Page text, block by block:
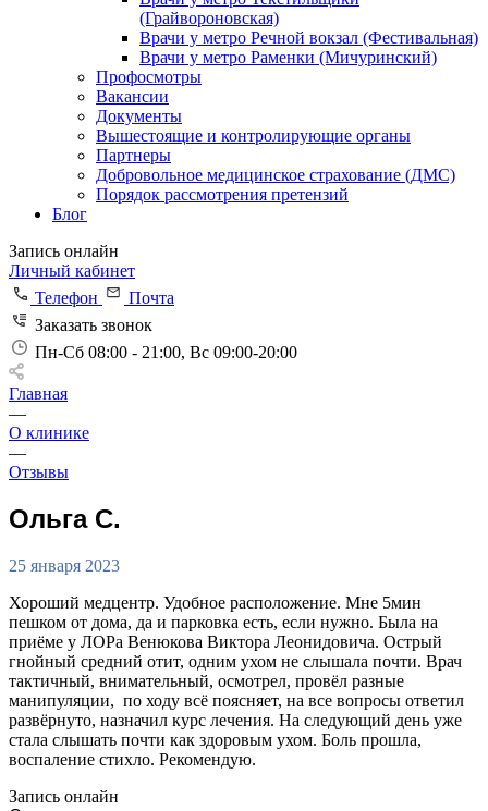
(Грайвороновская)
Врачи у метро Речной вокзал (Фестивальная)
Врачи у метро Раменки (Мичуринский)
Профосмотры
Вакансии
Документы
Вышестоящие и контролирующие органы
Партнеры
Добровольное медицинское страхование (ДМС)
Порядок рассмотрения претензий
Блог
Запись онлайн
Личный кабинет
Телефон
Почта
Заказать звонок
Пн-Сб 08:00 - 21:00, Вс 09:00-20:00
Главная
—
О клинике
—
Отзывы
Ольга С.
25 января 2023
Хороший медцентр. Удобное расположение. Мне 5мин
пешком от дома, да и парковка есть, если нужно. Была на
приёме у ЛОРа Венюкова Виктора Леонидовича. Острый
гнойный средний отит, одним ухом не слышала почти. Врач
тактичный, внимательный, осмотрел, провёл разные
манипуляции, по ходу всё поясняет, на все вопросы ответил
развёрнуто, назначил курс лечения. На следующий день уже
стала слышать почти как здоровым ухом. Боль прошла,
воспаление стихло. Рекомендую.
Запись онлайн